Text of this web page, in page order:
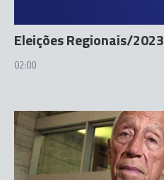
Eleições Regionais/2023
02:00